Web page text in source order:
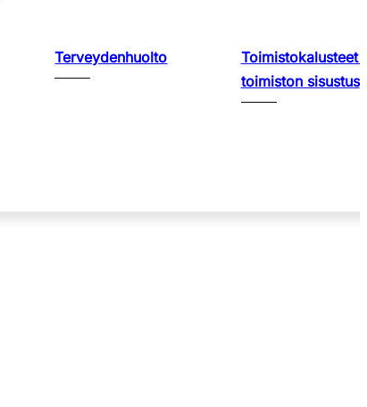
Terveydenhuolto
Toimistokalusteet
toimiston sisustus